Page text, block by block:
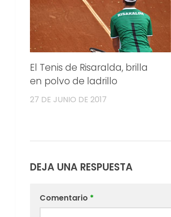
El Tenis de Risaralda, brilla
en polvo de ladrillo
27 DE JUNIO DE 2017
DEJA UNA RESPUESTA
Comentario *